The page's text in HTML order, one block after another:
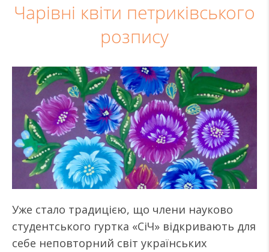
Чарівні квіти петриківського
розпису
Уже стало традицією, що члени науково
студентського гуртка «СіЧ» відкривають для
себе неповторний світ українських